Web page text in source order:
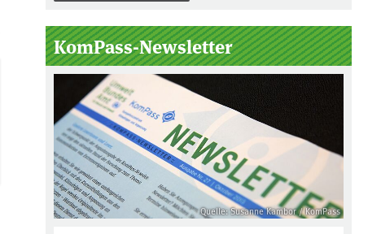
KomPass-Newsletter
Quelle: Susanne Kambor / KomPass